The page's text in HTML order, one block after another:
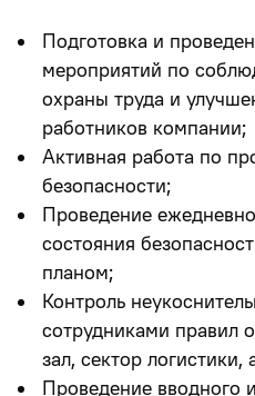
Подготовка и
мероприятий по
охраны труда и
работников компании;
Активная работа по
безопасности;
Проведение
состояния
планом;
Контроль
сотрудниками правил
зал, сектор
Проведение вводного